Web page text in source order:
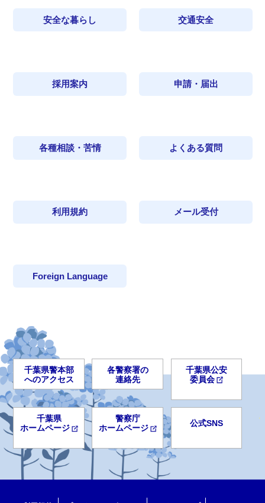
安全な暮らし 交通安全
採用案内 申請・届出
各種相談・苦情 よくある質問
利用規約 メール受付
Foreign Language
千葉県警本部
へのアクセス
各警察署の
連絡先
千葉県公安
委員会
千葉県
ホームページ
警察庁
ホームページ
公式SNS